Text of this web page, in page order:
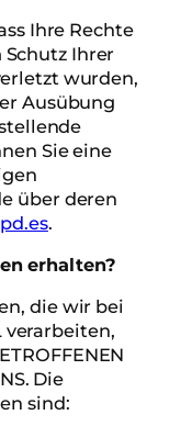
Ihre Rechte
Ihrer
wurden,
Ausübung
Sie eine
über deren
.
erhalten?
die wir bei
verarbeiten,
Die
sind: